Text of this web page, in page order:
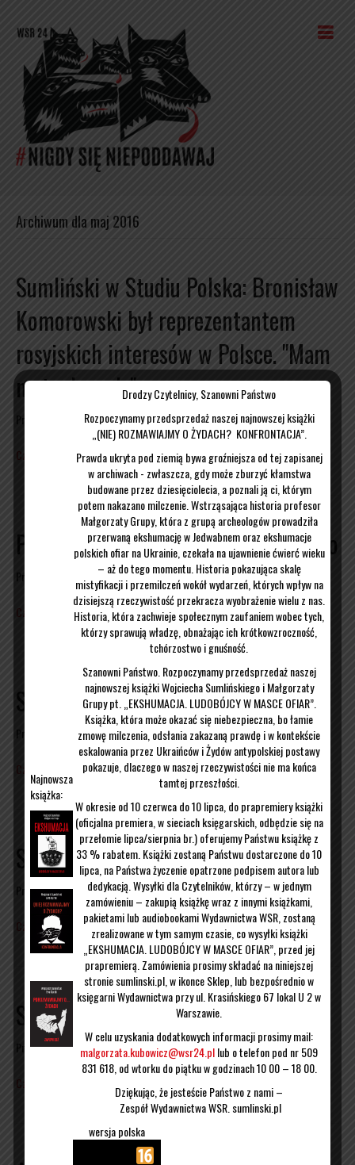
Archiwum dla maj 2016
Sumliński w Studiu Polska: Bronisław
Komorowski był reprezentantem
rosyjskich interesów w Polsce. "Mam
na to dowody"
Przez Wojciech Sumliński|21/05/2016
Czytaj więcej
Pogorzelisko Wojciecha Sumlińskiego
Przez Wojciech Sumliński | 19/05/2016
Spotkanie w Bydgoszczy
Przez Wojciech Sumliński|12/05/2016
Czytaj więcej
Spotkanie w Kościanie
PrzezWojciech Sumliński| 12/05/2016
Czytaj więcej
Spotkanie w Trzebni
PrzezWojciech Sumliński| 08/05/2016
Czytaj więcej
Najnowsza
książka:
Drodzy Czytelnicy, Szanowni Państwo
Rozpoczynamy przedsprzedaż naszej najnowszej książki
„(NIE) ROZMAWIAJMY O ŻYDACH? KONFRONTACJA”.
Prawda ukryta pod ziemią bywa groźniejsza od tej zapisanej
w archiwach - zwłaszcza, gdy może zburzyć kłamstwa
budowane przez dziesięciolecia, a poznali ją ci, którym
potem nakazano milczenie. Wstrząsająca historia profesor
Małgorzaty Grupy, która z grupą archeologów prowadziła
przerwaną ekshumację w Jedwabnem oraz ekshumacje
polskich ofiar na Ukrainie, czekała na ujawnienie ćwierć wieku
– aż do tego momentu. Historia pokazująca skalę
mistyfikacji i przemilczeń wokół wydarzeń, których wpływ na
dzisiejszą rzeczywistość przekracza wyobrażenie wielu z nas.
Historia, która zachwieje społecznym zaufaniem wobec tych,
którzy sprawują władzę, obnażając ich krótkowzroczność,
tchórzostwo i gnuśność.
Szanowni Państwo. Rozpoczynamy przedsprzedaż naszej
najnowszej książki Wojciecha Sumlińskiego i Małgorzaty
Grupy pt. „EKSHUMACJA. LUDOBÓJCY W MASCE OFIAR”.
Książka, która może okazać się niebezpieczna, bo łamie
zmowę milczenia, odsłania zakazaną prawdę i w kontekście
eskalowania przez Ukraińców i Żydów antypolskiej postawy
pokazuje, dlaczego w naszej rzeczywistości nie ma końca
tamtej przeszłości.
W okresie od 10 czerwca do 10 lipca, do prapremiery książki
(oficjalna premiera, w sieciach księgarskich, odbędzie się na
przełomie lipca/sierpnia br.) oferujemy Państwu książkę z
33 % rabatem. Książki zostaną Państwu dostarczone do 10
lipca, na Państwa życzenie opatrzone podpisem autora lub
dedykacją. Wysyłki dla Czytelników, którzy – w jednym
zamówieniu – zakupią książkę wraz z innymi książkami,
pakietami lub audiobookami Wydawnictwa WSR, zostaną
zrealizowane w tym samym czasie, co wysyłki książki
„EKSHUMACJA. LUDOBÓJCY W MASCE OFIAR”, przed jej
prapremierą. Zamówienia prosimy składać na niniejszej
stronie sumlinski.pl, w ikonce Sklep, lub bezpośrednio w
księgarni Wydawnictwa przy ul. Krasińskiego 67 lokal U 2 w
Warszawie.
W celu uzyskania dodatkowych informacji prosimy mail:
malgorzata.kubowicz@wsr24.pllub o telefon pod nr 509
831 618, od wtorku do piątku w godzinach 10 00 – 18 00.
Dziękując, że jesteście Państwo z nami –
Zespół Wydawnictwa WSR. sumlinski.pl
wersja polska